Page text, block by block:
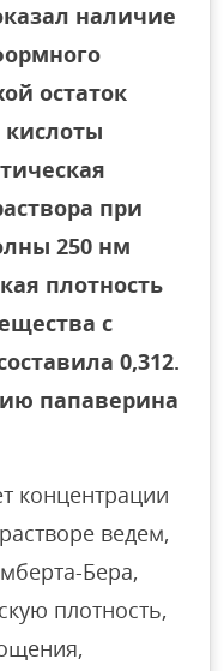
наличие
остаток
при
250 нм
плотность
с
0,312.
папаверина
концентрации
ведем,
Бера,
плотность,